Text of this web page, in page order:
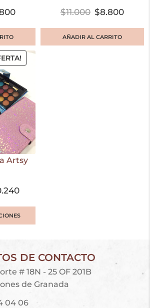
$11.000 $8.800
AÑADIR AL CARRITO
Artsy
DE CONTACTO
# 18N - 25 OF 201B
de Granada
04 06